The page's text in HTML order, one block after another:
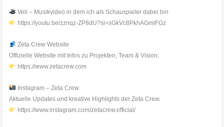
Veli – Musikvideo in dem ich als Schauspieler dabei bin
https://youtu.be/zznqz-ZP8dU?si=sGkVc8PkhAGmlFGz
Zeta Crew Website
Offizielle Website mit Infos zu Projekten, Team & Vision.
https://www.zetacrew.com
Instagram – Zeta Crew
Aktuelle Updates und kreative Highlights der Zeta Crew.
https://www.instagram.com/zetacrew.official/